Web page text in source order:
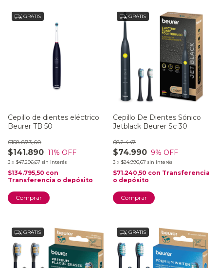
GRATIS
Cepillo de dientes eléctrico
Beurer TB 50
$141.890
$158.873,60
11% OFF
3 x $47.296,67 sin interés
$134.795,50 con
Transferencia o depósito
GRATIS
Cepillo De Dientes Sónico
Jetblack Beurer Sc 30
$74.990
$82.447
9% OFF
3 x $24.996,67 sin interés
$71.240,50 con Transferencia
o depósito
GRATIS GRATIS